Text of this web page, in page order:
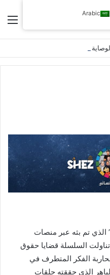
بديلاً عن معالجة الأزمات
الذي تم بثه عبر منصات
الاجتماعي في عام 2017، تناولت السلسلة قضايا حقوق
الفكر المتطرف في
الذي حققته حلقات
Arabic